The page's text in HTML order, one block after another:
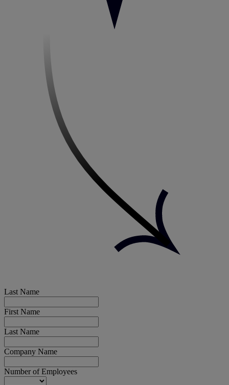
Last Name
First Name
Last Name
Company Name
Number of Employees